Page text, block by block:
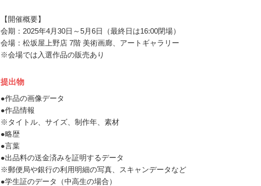
【開催概要】
会期：2025年4月30日～5月6日（最終日は16:00閉場）
会場：松坂屋上野店 7階 美術画廊、アートギャラリー
※会場では入選作品の販売あり
提出物
●作品の画像データ
●作品情報
※タイトル、サイズ、制作年、素材
●略歴
●言葉
●出品料の送金済みを証明するデータ
※郵便局や銀行の利用明細の写真、スキャンデータなど
●学生証のデータ（中高生の場合）